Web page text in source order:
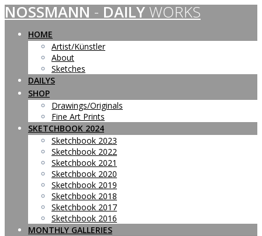
Skip
to
content
NOSSMANN - DAILY WORKS
HOME
Artist/Künstler
About
Sketches
DAILYS
SHOP
Drawings/Originals
Fine Art Prints
SKETCHBOOK 2024
Sketchbook 2023
Sketchbook 2022
Sketchbook 2021
Sketchbook 2020
Sketchbook 2019
Sketchbook 2018
Sketchbook 2017
Sketchbook 2016
MONTHLY GALLERIES